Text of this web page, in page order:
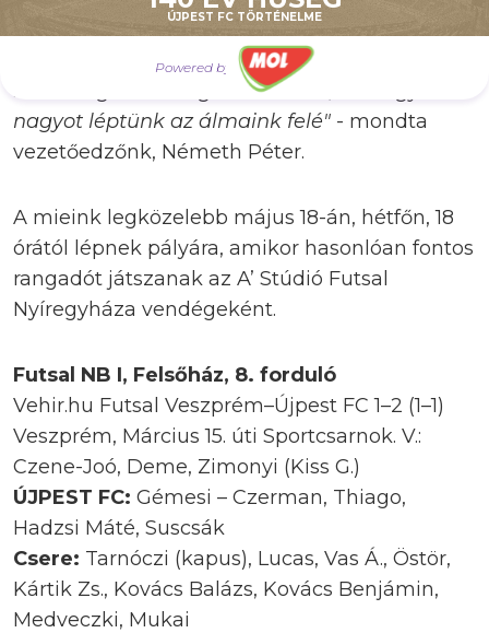
ÚJPEST FC TÖRTÉNELME
Powered by
azt csináltuk, amit kell. Készültünk az öt a
négy elleni játékra, volt abból egy-két
lehetőségük lecsorgó labdákból, de nagyon
nagyot léptünk az álmaink felé" - mondta
vezetőedzőnk, Németh Péter.
A mieink legközelebb május 18-án, hétfőn, 18
órától lépnek pályára, amikor hasonlóan fontos
rangadót játszanak az A’ Stúdió Futsal
Nyíregyháza vendégeként.
Futsal NB I, Felsőház, 8. forduló
Vehir.hu Futsal Veszprém–Újpest FC 1–2 (1–1)
Veszprém, Március 15. úti Sportcsarnok. V.:
Czene-Joó, Deme, Zimonyi (Kiss G.)
ÚJPEST FC: Gémesi – Czerman, Thiago,
Hadzsi Máté, Suscsák
Csere: Tarnóczi (kapus), Lucas, Vas Á., Östör,
Kártik Zs., Kovács Balázs, Kovács Benjámin,
Medveczki, Mukai